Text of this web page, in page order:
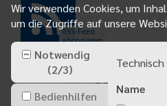
RSS-Feed
abonnieren
Wir verwenden Cookies, um
um die Zugriffe auf unsere
Notwendig
(2/3)
Bedienhilfen
Name